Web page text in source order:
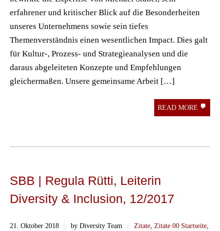
erfahrener und kritischer Blick auf die Besonderheiten
unseres Unternehmens sowie sein tiefes
Themenverständnis einen wesentlichen Impact. Dies galt
für Kultur-, Prozess- und Strategieanalysen und die
daraus abgeleiteten Konzepte und Empfehlungen
gleichermaßen. Unsere gemeinsame Arbeit […]
READ MORE
SBB | Regula Rütti, Leiterin
Diversity & Inclusion, 12/2017
21. Oktober 2018 || by Diversity Team || Zitate Zitate 00 Startseite